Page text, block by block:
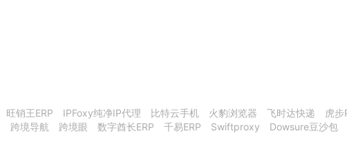
旺销王ERP IPFoxy纯净IP代理 比特云手机 火豹浏览器 飞时达快递
虎步
跨境导航 跨境眼 数字酋长ERP 千易ERP Swiftproxy
Dowsure豆沙包